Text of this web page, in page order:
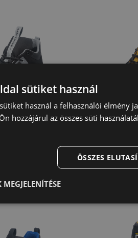
BK TPU
sütiket használ
használ a felhasználói élmény
hozzájárul az összes süti
ÖSSZES
MEGJELENÍTÉSE